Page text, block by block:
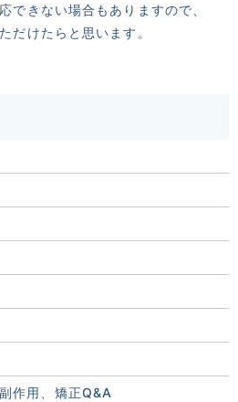
できない場合もありますので、
だけたらと思います。
作用、矯正Q&A